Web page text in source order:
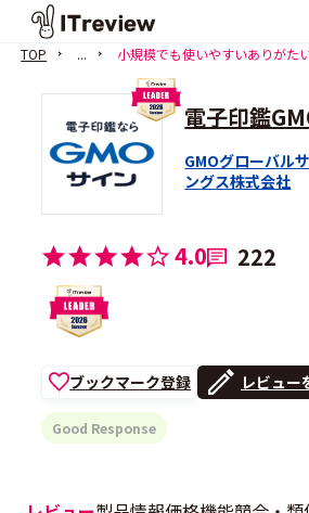
TOP ... 小規模でも使いやすいありがた
電子印鑑
GMOグローバル
ングス株式会社
4.0 222
ブックマーク登録 レビュー
Good Response